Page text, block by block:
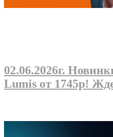
02.06.2026г.
Lumis от 1745р!